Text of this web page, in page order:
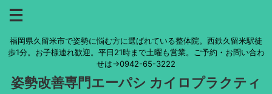
福岡県久留米市で姿勢に悩む方に選ばれている整体院。西鉄久留米駅徒
歩1分。お子様連れ歓迎。平日21時まで土曜も営業。ご予約・お問い合わ
せは→0942-65-3222
姿勢改善専門エーパシ カイロプラクティ